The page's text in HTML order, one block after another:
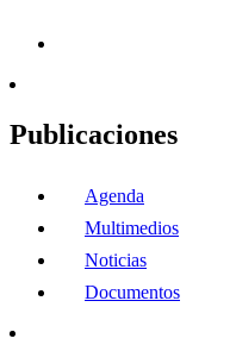
Publicaciones
Agenda
Multimedios
Noticias
Documentos